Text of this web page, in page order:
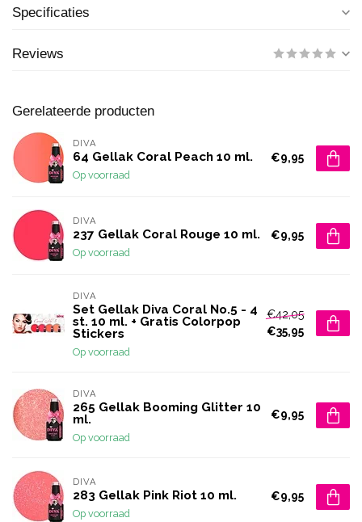
Specificaties
Reviews
Gerelateerde producten
DIVA
64 Gellak Coral Peach 10 ml.
Op voorraad
€9,95
DIVA
237 Gellak Coral Rouge 10 ml.
Op voorraad
€9,95
DIVA
Set Gellak Diva Coral No.5 - 4
st. 10 ml. + Gratis Colorpop
Stickers
Op voorraad
€42,05
€35,95
DIVA
265 Gellak Booming Glitter 10
ml.
Op voorraad
€9,95
DIVA
283 Gellak Pink Riot 10 ml.
Op voorraad
€9,95